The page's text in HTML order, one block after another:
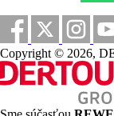
Ďalšie
Využitie
navyše.
miestnych
karty: American
1 spálňa
Copyright © 2026,